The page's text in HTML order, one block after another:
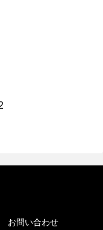
お問い合わせ